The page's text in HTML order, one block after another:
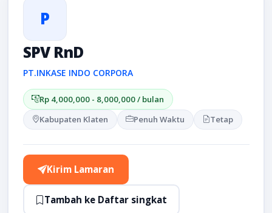
P
SPV RnD
PT.INKASE INDO CORPORA
Rp 4,000,000 - 8,000,000 / bulan
Kabupaten Klaten
Penuh Waktu Tetap
Kirim Lamaran
Tambah ke Daftar singkat